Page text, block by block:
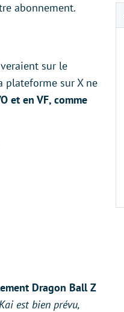
abonnement.
sur le
plateforme sur X ne
et en VF, comme
Dragon Ball Z
est bien prévu,